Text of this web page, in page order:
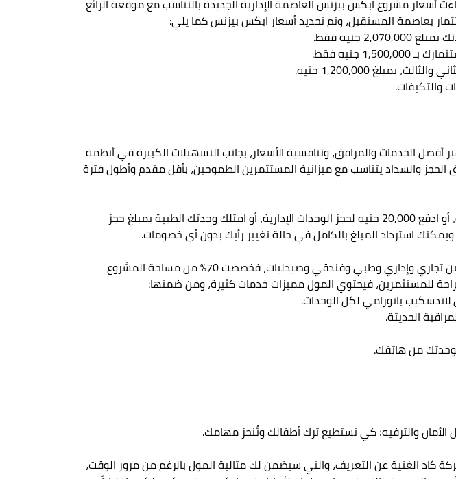
مشروع ابكس بيزنس العاصمة الإدارية الجديدة بالتناسب مع موقعه الرائع
بعاصمة المستقبل، وتم تحديد أسعار ابكس بيزنس كما يلي:
الخدمات والمرافق، وتنافسية الأسعار، بجانب التسهيلات الكبيرة في أنظمة
والسداد يتناسب مع ميزانية المستثمرين الطموحين، بأقل مقدم وأطول فترة
كما يمكنك دفع مبلغ 50,000 جنيه كجدية حجز وحدات اييكس بيزنس كومبلكس التجارية، أو ادفع 20,000 جنيه لحجز الوحدات الإدارية، أو امتلك وحدتك الطبية بمبلغ حجز
لم تكتف شركة لوزان العقارية بتقديم تكامل أنواع الأنشطة الاستثمارية في مشروعها من تجاري وإداري وطبي وفندقي وصيدليات، فخصصت 70% من مساحة المشروع
للمستثمرين، فيحتوي المول مميزات خدمات كثيرة، ومن ضمنها:
بانورامي لكل الوحدات.
من هاتفك.
والترفيه؛ كي تستطيع ترك أطفالك وتُنجز مهامك.
كاد الغنية عن التعريف، والتي سيضمن لك مثالية المول بالرغم من مرور الوقت،